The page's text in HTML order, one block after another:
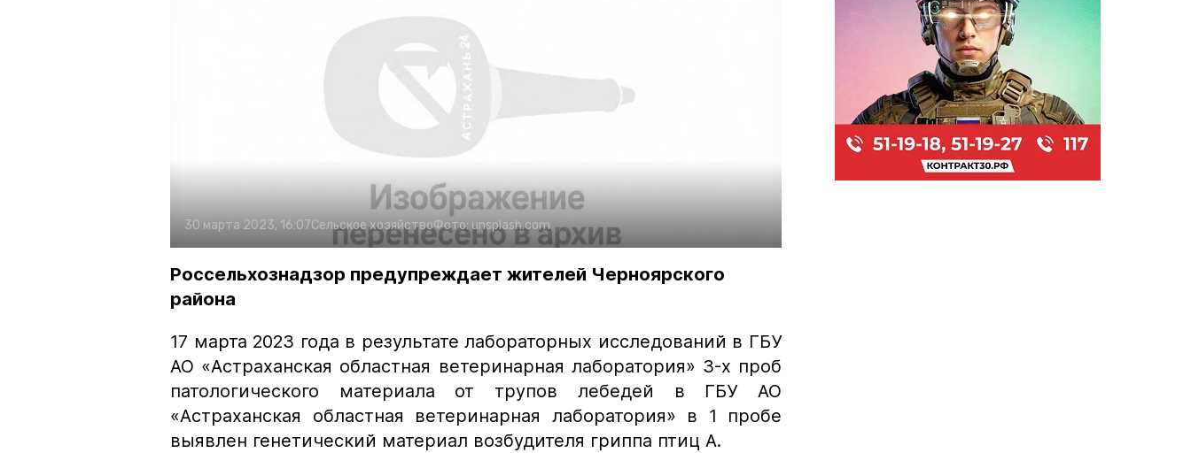
30 марта 2023, 16:07Сельское хозяйствоФото: unsplash.com
Россельхознадзор предупреждает жителей Черноярского
района
17 марта 2023 года в результате лабораторных исследований в ГБУ
АО «Астраханская областная ветеринарная лаборатория» 3-х проб
патологического материала от трупов лебедей в ГБУ АО
«Астраханская областная ветеринарная лаборатория» в 1 пробе
выявлен генетический материал возбудителя гриппа птиц А.